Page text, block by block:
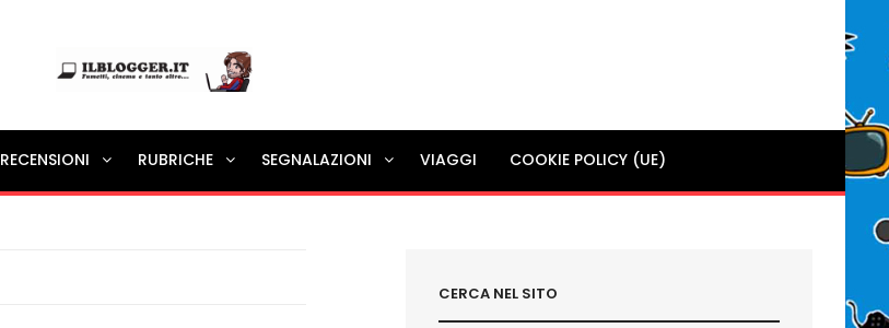
Ilblogger.it
Il portalino di blog |
RECENSIONI RUBRICHE SEGNALAZIONI VIAGGI COOKIE POLICY (UE)
CERCA NEL SITO